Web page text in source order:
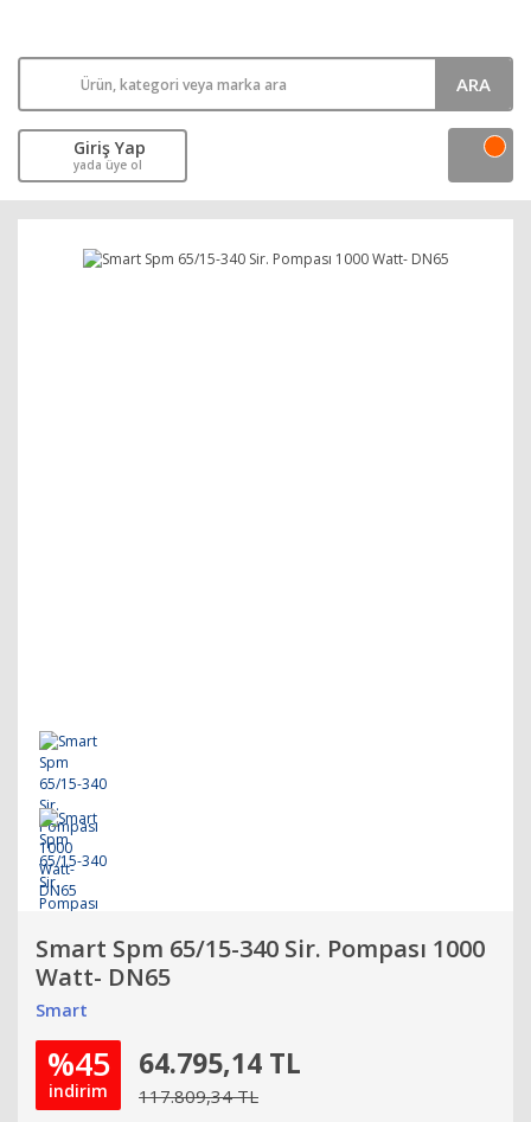
ARA
Giriş Yap
yada üye ol
Smart Spm 65/15-340 Sir. Pompası 1000
Watt- DN65
Smart
%45
indirim
64.795,14 TL
117.809,34 TL